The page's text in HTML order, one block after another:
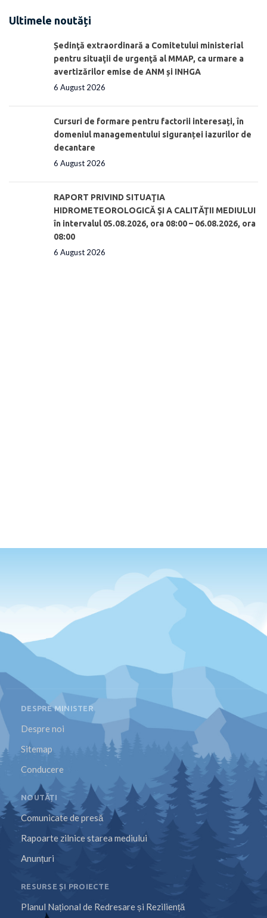
Ultimele noutăți
Ședinţă extraordinară a Comitetului ministerial
pentru situaţii de urgenţă al MMAP, ca urmare a
avertizărilor emise de ANM și INHGA
6 August 2026
Cursuri de formare pentru factorii interesați, în
domeniul managementului siguranței iazurilor de
decantare
6 August 2026
RAPORT PRIVIND SITUAŢIA
HIDROMETEOROLOGICĂ ŞI A CALITĂŢII MEDIULUI
în intervalul 05.08.2026, ora 08:00 – 06.08.2026, ora
08:00
6 August 2026
DESPRE MINISTER
Despre noi
Sitemap
Conducere
NOUTĂȚI
Comunicate de presă
Rapoarte zilnice starea mediului
Anunțuri
RESURSE ȘI PROIECTE
Planul Național de Redresare și Reziliență